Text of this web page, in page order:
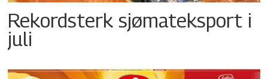
Rekordsterk sjømateksport i
juli